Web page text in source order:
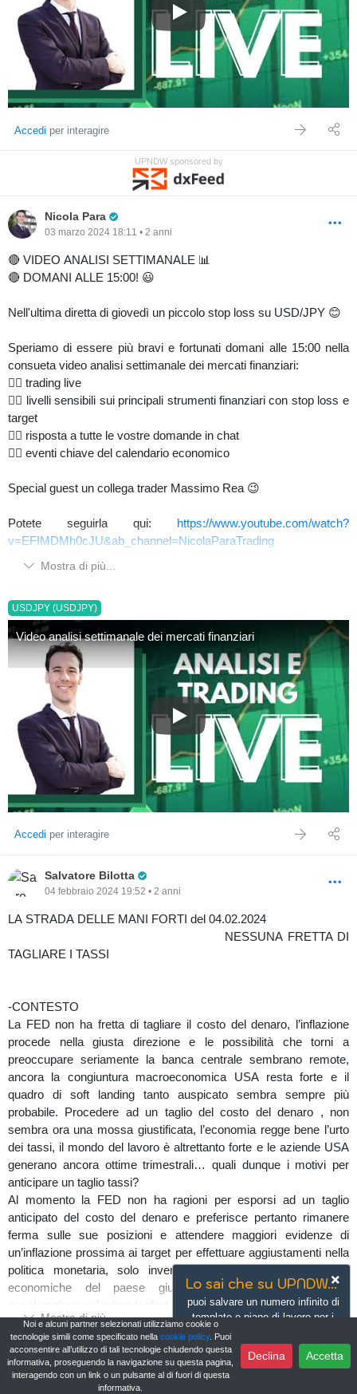
Video analisi settimanale dei
Accedi per interagire
UPNDW sponsored by
Nicola Para
03 marzo 2024 18:11 • 2 anni
🔴 VIDEO ANALISI SETTIMANALE 📊
🔴 DOMANI ALLE 15:00! 😃
Nell'ultima diretta di giovedì un piccolo stop loss su USD/JPY 😊
Speriamo di essere più bravi e fortunati domani alle 15:00 nella
consueta video analisi settimanale dei mercati finanziari:
👉🏼 trading live
👉🏼 livelli sensibili sui principali strumenti finanziari con stop loss e
target
👉🏼 risposta a tutte le vostre domande in chat
👉🏼 eventi chiave del calendario economico
Special guest un collega trader Massimo Rea 😉
Potete seguirla qui: https://www.youtube.com/watch?
v=EFIMDMh0cJU&ab_channel=NicolaParaTrading
Mostra di più...
USDJPY (USDJPY)
Video analisi settimanale dei mercati finanziari
Video analisi settimanale dei
Accedi per interagire
Salvatore Bilotta
04 febbraio 2024 19:52 • 2 anni
LA STRADA DELLE MANI FORTI del 04.02.2024
NESSUNA FRETTA DI
TAGLIARE I TASSI
-CONTESTO
La FED non ha fretta di tagliare il costo del denaro, l’inflazione
procede nella giusta direzione e le possibilità che torni a
preoccupare seriamente la banca centrale sembrano remote,
ancora la congiuntura macroeconomica USA resta forte e il
quadro di soft landing tanto auspicato sembra sempre più
probabile. Procedere ad un taglio del costo del denaro , non
sembra ora una mossa giustificata, l’economia regge bene l’urto
dei tassi, il mondo del lavoro è altrettanto forte e le aziende USA
generano ancora ottime trimestrali… quali dunque i motivi per
anticipare un taglio tassi?
Al momento la FED non ha ragioni per esporsi ad un taglio
anticipato del costo del denaro e preferisce pertanto rimanere
ferma sulle sue posizioni e attendere maggiori evidenze di
un’inflazione prossima ai target per effettuare aggiustamenti nella
politica monetaria, solo inversioni repentine delle condizioni
economiche del paese giustificherebbero una spinta di
accelerazione sul primo taglio tassi.
EURUSD
Una congiuntura macroeconomia fragile, guidata da una
Germania che ha sfiorato la fase di recessione tecnica porta gli
Mostra di più...
AUDUSD (AUD/USD) EURUSD (EUR/USD)
FILA (FILA)
GBPUSD (GBP/USD)
USDJPY (USDJPY)
Lo sai che su UPNDW...
puoi salvare un numero infinito di
template e piano di lavoro per i
Scopri di più Vai ora
Noi e alcuni partner selezionati utilizziamo cookie o
tecnologie simili come specificato nella cookie policy. Puoi
acconsentire all’utilizzo di tali tecnologie chiudendo questa
informativa, proseguendo la navigazione su questa pagina,
interagendo con un link o un pulsante al di fuori di questa
informativa.
Declina Accetta